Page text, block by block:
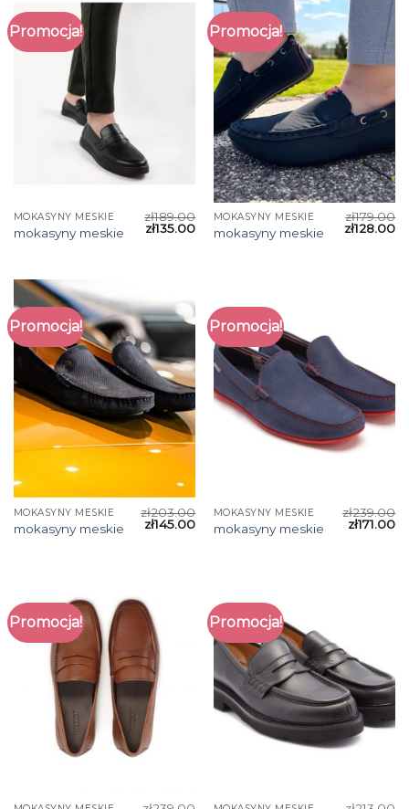
Promocja!
MOKASYNY MESKIE
mokasyny meskie
zł189.00
zł135.00
Promocja!
MOKASYNY MESKIE
mokasyny meskie
zł179.00
zł128.00
Promocja!
MOKASYNY MESKIE
mokasyny meskie
zł203.00
zł145.00
Promocja!
MOKASYNY MESKIE
mokasyny meskie
zł239.00
zł171.00
Promocja! Promocja!